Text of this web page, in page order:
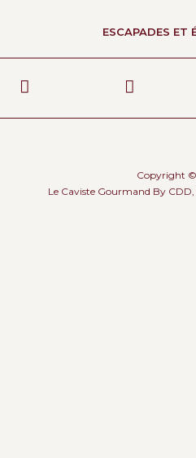
ESCAPADES ET
Copyright
Le Caviste Gourmand By